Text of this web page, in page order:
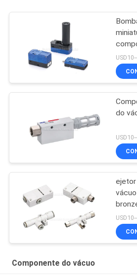
vácuo
do
Componente do vácuo